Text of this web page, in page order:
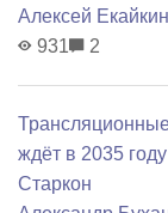
Алексей Екайкин
931
2
ждёт в 2035 году
Старкон